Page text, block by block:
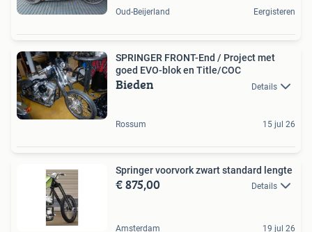
Oud-Beijerland Eergisteren
SPRINGER FRONT-End / Project met
goed EVO-blok en Title/COC
Bieden Details
Rossum 15 jul 26
Springer voorvork zwart standard lengte
€ 875,00 Details
Amsterdam 19 jul 26